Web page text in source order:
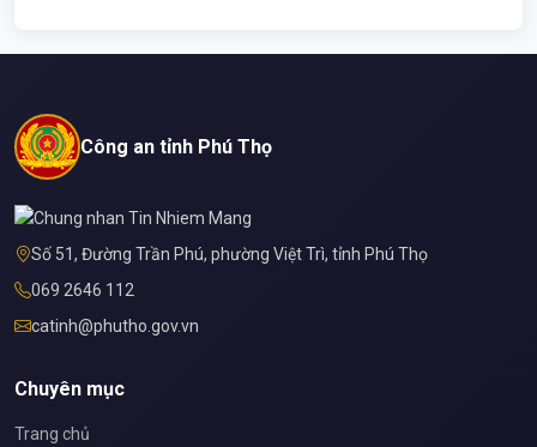
Công an tỉnh Phú Thọ
Số 51, Đường Trần Phú, phường Việt Trì, tỉnh Phú Thọ
069 2646 112
catinh@phutho.gov.vn
Chuyên mục
Trang chủ